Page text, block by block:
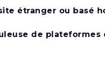
étranger ou basé
de plateformes